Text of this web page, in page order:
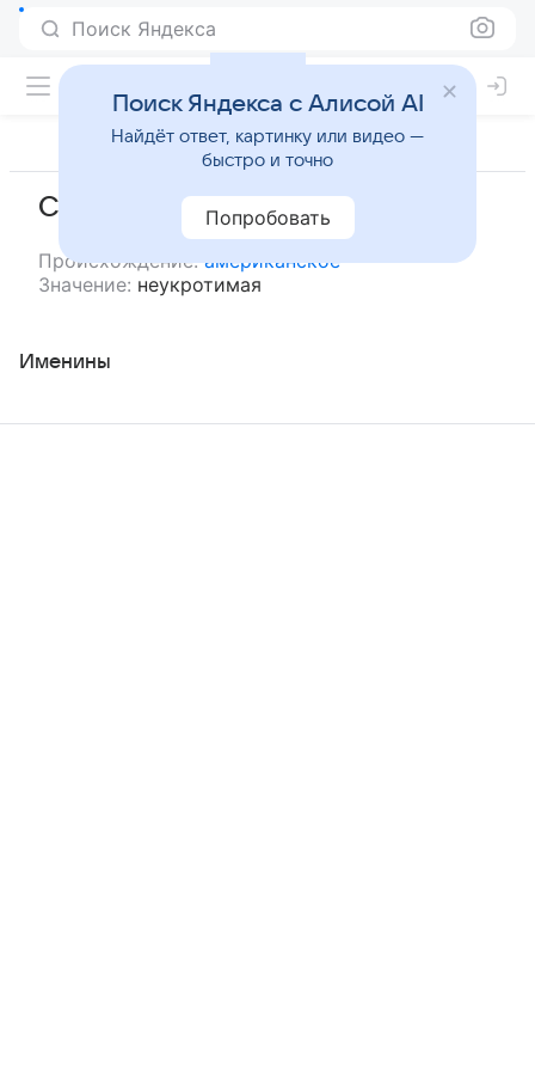
Поиск Яндекса
Скутер
Происхождение: американское
Значение: неукротимая
Именины
Поиск Яндекса с Алисой AI
Найдёт ответ, картинку или видео —
быстро и точно
Попробовать